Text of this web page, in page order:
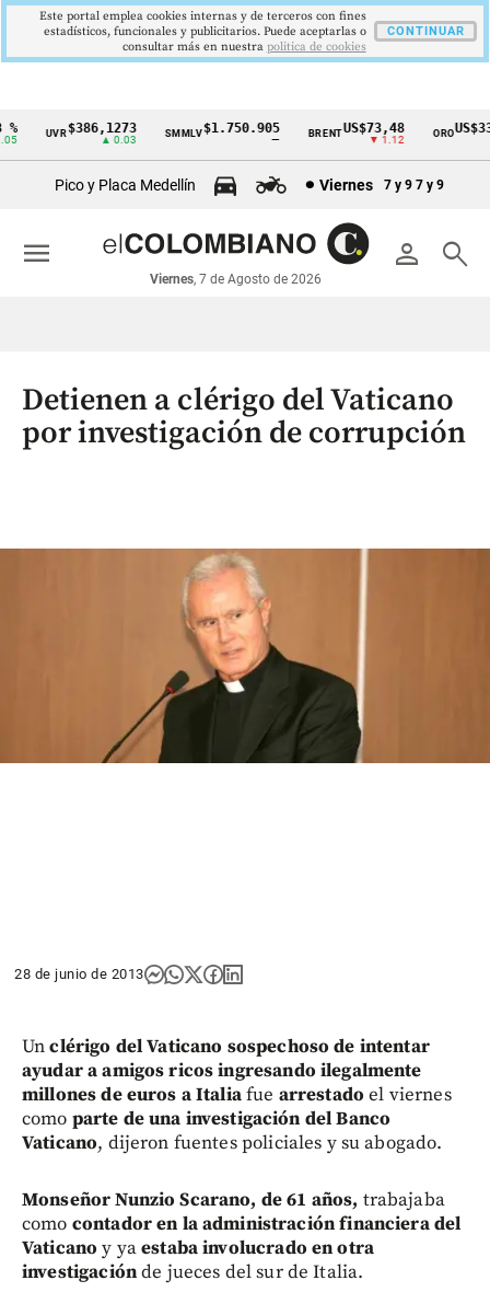
Cintillo
económicos
Colombia
UVR$386,1273
▲ 0.03
SMMLV$1.750.905 BRENTUS$73,48
▼ 1.12
ORO
Pico y Placa Medellín Viernes 7 y 9 7 y 9
person search
Viernes, 7 de Agosto de 2026
menu
Detienen a clérigo del Vaticano
por investigación de corrupción
28 de junio de 2013
Unclérigo del Vaticano sospechoso de intentar
ayudar a amigos ricosingresando ilegalmente
millones de euros a Italiafue arrestado el viernes
como parte de una investigación del Banco
Vaticano, dijeron fuentes policiales y su abogado.
Monseñor Nunzio Scarano, de 61 años, trabajaba
como contador en la administración financiera del
Vaticano y yaestaba involucrado en otra
investigaciónde jueces del sur de Italia.
Este portal emplea cookies internas y de terceros con fines
estadísticos, funcionales y publicitarios. Puede aceptarlas o
consultar más en nuestra politica de cookies
CONTINUAR